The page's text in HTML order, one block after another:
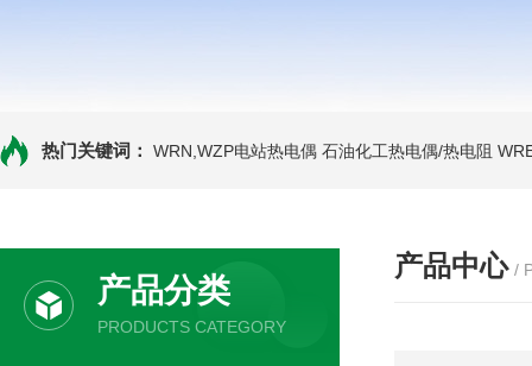
热门关键词： WRN,WZP电站热电偶 石油化工热电偶/热电阻
产品分类
PRODUCTS CATEGORY
产品中心 /